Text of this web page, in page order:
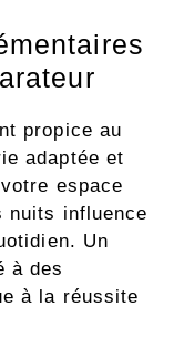
propice au
adaptée et
espace
nuits influence
Un
à des
à la réussite